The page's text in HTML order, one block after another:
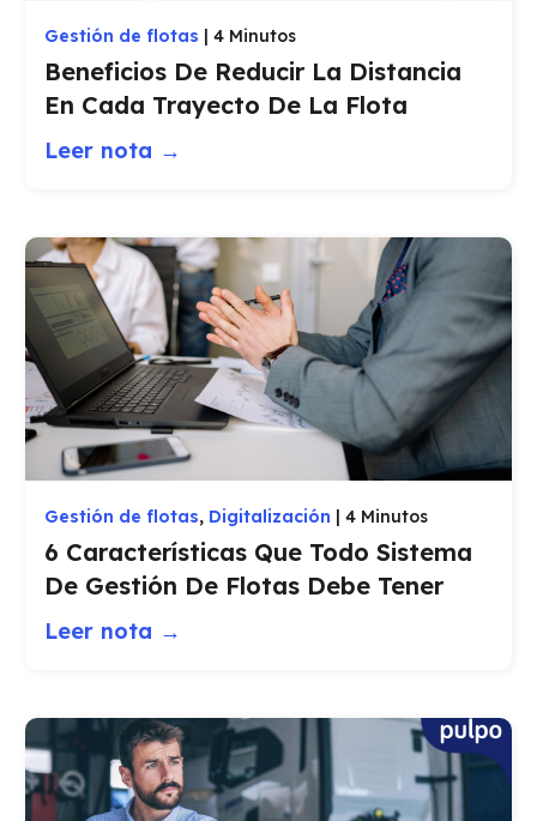
Gestión de flotas | 4 Minutos
Beneficios De Reducir La Distancia
En Cada Trayecto De La Flota
Leer nota →
Gestión de flotas, Digitalización | 4 Minutos
6 Características Que Todo Sistema
De Gestión De Flotas Debe Tener
Leer nota →